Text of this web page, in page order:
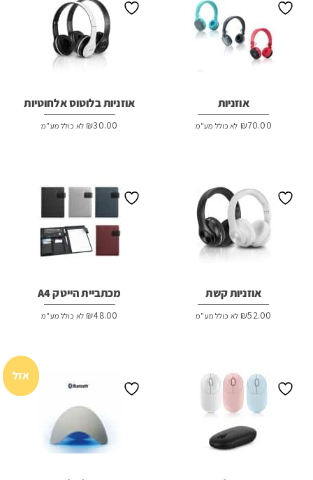
אוזניות
₪70.00 לא כולל מע"מ
אוזניות בלוטוס אלחוטיות
₪30.00 לא כולל מע"מ
אוזניות קשת
₪52.00 לא כולל מע"מ
מכתביית הייטק A4
₪48.00 לא כולל מע"מ
אזל